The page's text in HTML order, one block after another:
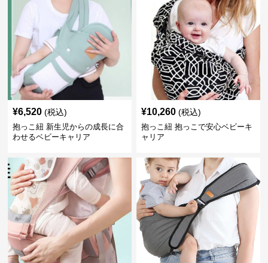
¥6,520 (税込)
抱っこ紐 新生児からの成長に合
わせるベビーキャリア
¥10,260 (税込)
抱っこ紐 抱っこで安心ベビーキ
ャリア